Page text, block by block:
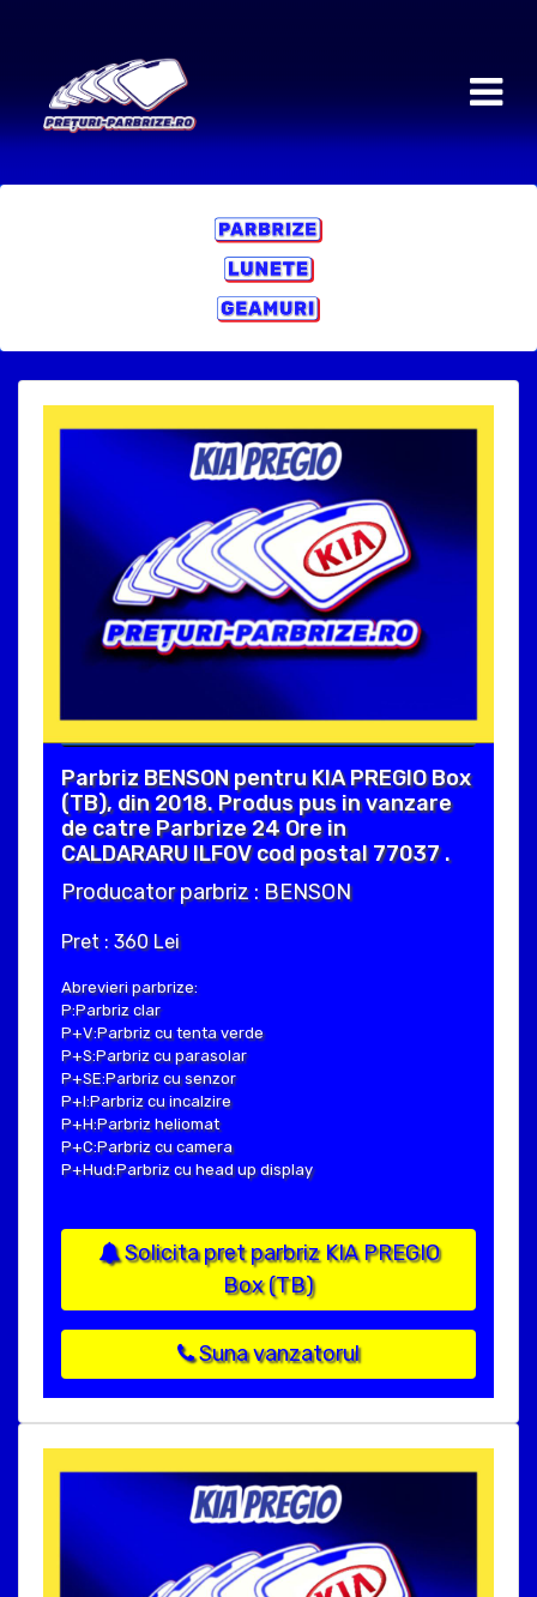
Parbriz BENSON pentru KIA PREGIO Box
(TB), din 2018. Produs pus in vanzare
de catre Parbrize 24 Ore in
CALDARARU ILFOV cod postal 77037 .
Producator parbriz : BENSON
Pret : 360 Lei
Abrevieri parbrize:
P:Parbriz clar
P+V:Parbriz cu tenta verde
P+S:Parbriz cu parasolar
P+SE:Parbriz cu senzor
P+I:Parbriz cu incalzire
P+H:Parbriz heliomat
P+C:Parbriz cu camera
P+Hud:Parbriz cu head up display
Solicita pret parbriz KIA PREGIO
Box (TB)
Suna vanzatorul